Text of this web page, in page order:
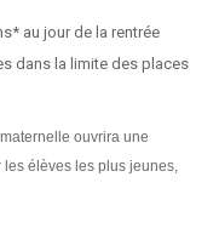
au jour de la rentrée
dans la limite des places
ouvrira une
élèves les plus jeunes,